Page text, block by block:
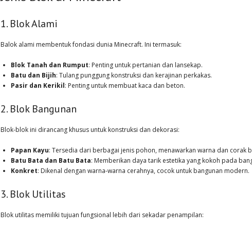
1. Blok Alami
Balok alami membentuk fondasi dunia Minecraft. Ini termasuk:
Blok Tanah dan Rumput: Penting untuk pertanian dan lansekap.
Batu dan Bijih: Tulang punggung konstruksi dan kerajinan perkakas.
Pasir dan Kerikil: Penting untuk membuat kaca dan beton.
2. Blok Bangunan
Blok-blok ini dirancang khusus untuk konstruksi dan dekorasi:
Papan Kayu: Tersedia dari berbagai jenis pohon, menawarkan warna dan corak
Batu Bata dan Batu Bata: Memberikan daya tarik estetika yang kokoh pada
Konkret: Dikenal dengan warna-warna cerahnya, cocok untuk bangunan modern.
3. Blok Utilitas
Blok utilitas memiliki tujuan fungsional lebih dari sekadar penampilan: